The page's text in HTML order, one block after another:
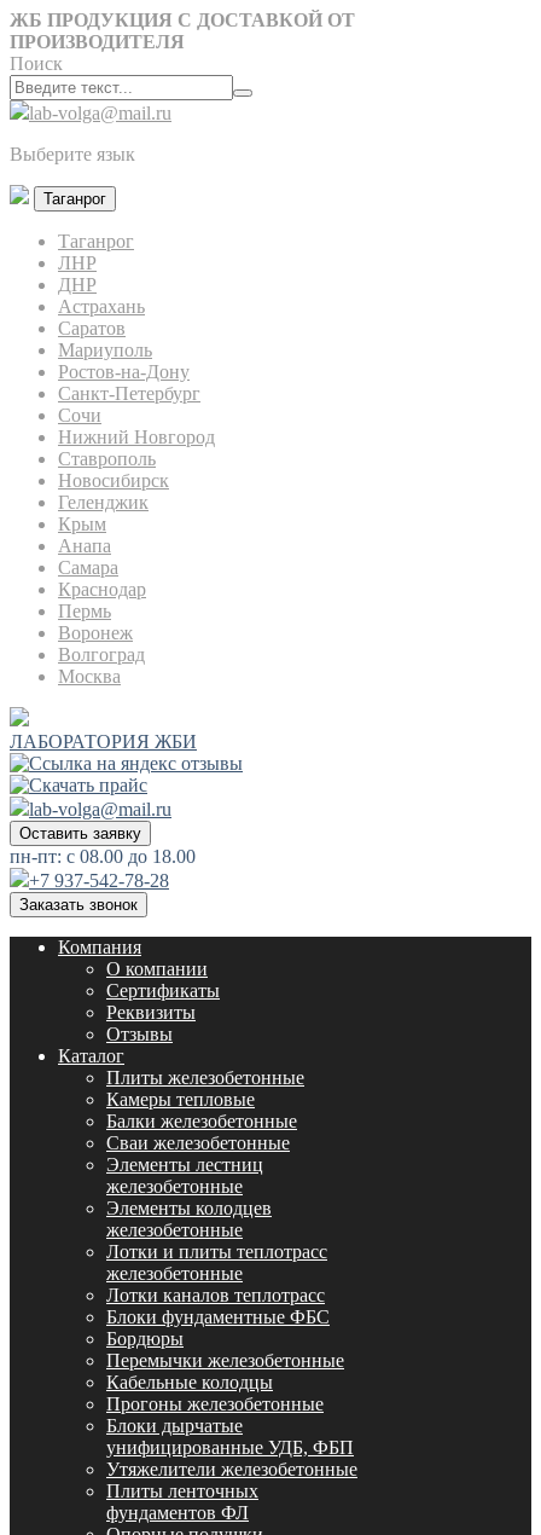
ЖБ ПРОДУКЦИЯ С ДОСТАВКОЙ ОТ
ПРОИЗВОДИТЕЛЯ
Поиск
lab-volga@mail.ru
Выберите язык
Таганрог
Таганрог
ЛНР
ДНР
Астрахань
Саратов
Мариуполь
Ростов-на-Дону
Санкт-Петербург
Сочи
Нижний Новгород
Ставрополь
Новосибирск
Геленджик
Крым
Анапа
Самара
Краснодар
Пермь
Воронеж
Волгоград
Москва
ЛАБОРАТОРИЯ ЖБИ
lab-volga@mail.ru
Оставить заявку
пн-пт: с 08.00 до 18.00
+7 937-542-78-28
Заказать звонок
Компания
О компании
Сертификаты
Реквизиты
Отзывы
Каталог
Плиты железобетонные
Камеры тепловые
Балки железобетонные
Сваи железобетонные
Элементы лестниц
железобетонные
Элементы колодцев
железобетонные
Лотки и плиты теплотрасс
железобетонные
Лотки каналов теплотрасс
Блоки фундаментные ФБС
Бордюры
Перемычки железобетонные
Кабельные колодцы
Прогоны железобетонные
Блоки дырчатые
унифицированные УДБ, ФБП
Утяжелители железобетонные
Плиты ленточных
фундаментов ФЛ